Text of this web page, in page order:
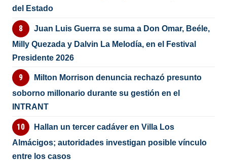
del Estado
Juan Luis Guerra se suma a Don Omar, Beéle,
Milly Quezada y Dalvin La Melodía, en el Festival
Presidente 2026
Milton Morrison denuncia rechazó presunto
soborno millonario durante su gestión en el
INTRANT
Hallan un tercer cadáver en Villa Los
Almácigos; autoridades investigan posible vínculo
entre los casos